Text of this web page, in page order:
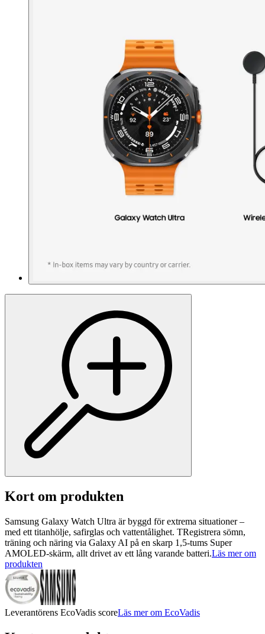
Kort om produkten
Samsung Galaxy Watch Ultra är byggd för extrema situationer –
med ett titanhölje, safirglas och vattentålighet. TRegistrera sömn,
träning och näring via Galaxy AI på en skarp 1,5-tums Super
AMOLED-skärm, allt drivet av ett lång varande batteri.Läs mer om
produkten
Leverantörens EcoVadis scoreLäs mer om EcoVadis